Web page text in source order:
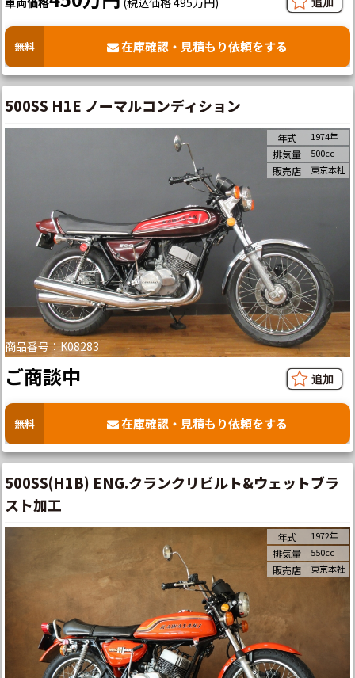
無料 在庫確認・見積もり依頼をする
500SS H1E ノーマルコンディション
商品番号：K08283
年式 1974年
排気量 500cc
販売店 東京本社
ご商談中
無料 在庫確認・見積もり依頼をする
500SS(H1B) ENG.クランクリビルト&ウェットブラ
スト加工
年式 1972年
排気量 550cc
販売店 東京本社